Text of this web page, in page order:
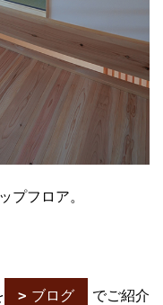
プフロア。
ブログ でご紹介